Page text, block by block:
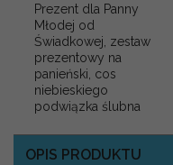
Prezent dla Panny
Młodej od
Świadkowej, zestaw
prezentowy na
panieński, cos
niebieskiego
podwiązka ślubna
OPIS PRODUKTU